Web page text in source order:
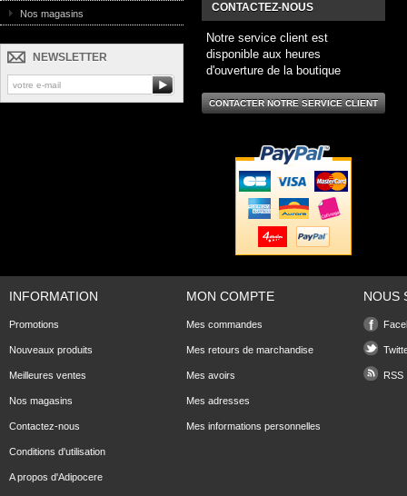
Nos magasins
NEWSLETTER
CONTACTEZ-NOUS
Notre service client est
disponible aux heures
d'ouverture de la boutique
CONTACTER NOTRE SERVICE CLIENT
INFORMATION
Promotions
Nouveaux produits
Meilleures ventes
Nos magasins
Contactez-nous
Conditions d'utilisation
A propos d'Adipocere
MON COMPTE
Mes commandes
Mes retours de marchandise
Mes avoirs
Mes adresses
Mes informations personnelles
NOUS
RSS